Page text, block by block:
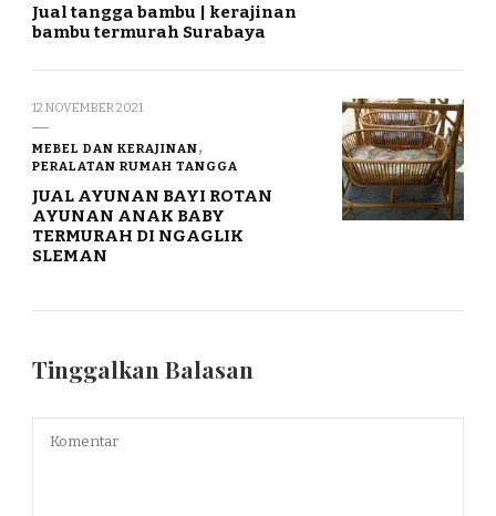
Jual tangga bambu | kerajinan
bambu termurah Surabaya
12 NOVEMBER 2021
MEBEL DAN KERAJINAN
PERALATAN RUMAH TANGGA
JUAL AYUNAN BAYI ROTAN
AYUNAN ANAK BABY
TERMURAH DI NGAGLIK
SLEMAN
Tinggalkan Balasan